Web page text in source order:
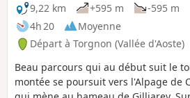
9,22 km
+595 m
-595 m
4h 20
Moyenne
Départ à Torgnon (Vallée d'Aoste)
Beau parcours qui au début suit le
montée se poursuit vers l'Alpage de